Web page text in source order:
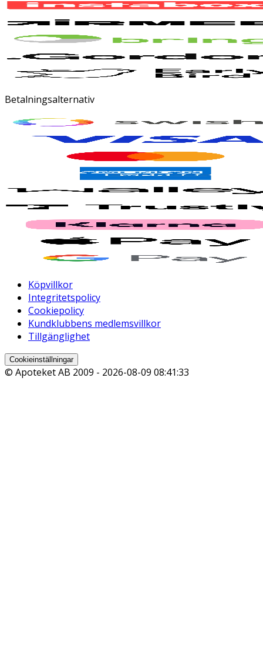
Betalningsalternativ
Köpvillkor
Integritetspolicy
Cookiepolicy
Kundklubbens medlemsvillkor
Tillgänglighet
Cookieinställningar
© Apoteket AB 2009 - 2026-08-09 08:41:33